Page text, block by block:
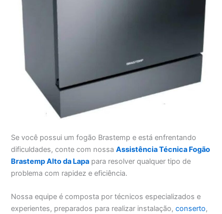
Se você possui um fogão Brastemp e está enfrentando
dificuldades, conte com nossaAssistência Técnica Fogão
Brastemp Alto da Lapa para resolver qualquer tipo de
problema com rapidez e eficiência.
Nossa equipe é composta por técnicos especializados e
experientes, preparados para realizar instalação,conserto,